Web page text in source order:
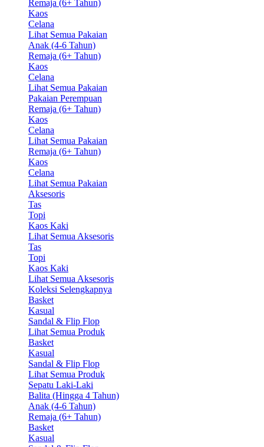
Remaja (6+ Tahun)
Kaos
Celana
Lihat Semua Pakaian
Anak (4-6 Tahun)
Remaja (6+ Tahun)
Kaos
Celana
Lihat Semua Pakaian
Pakaian Perempuan
Remaja (6+ Tahun)
Kaos
Celana
Lihat Semua Pakaian
Remaja (6+ Tahun)
Kaos
Celana
Lihat Semua Pakaian
Aksesoris
Tas
Topi
Kaos Kaki
Lihat Semua Aksesoris
Tas
Topi
Kaos Kaki
Lihat Semua Aksesoris
Koleksi Selengkapnya
Basket
Kasual
Sandal & Flip Flop
Lihat Semua Produk
Basket
Kasual
Sandal & Flip Flop
Lihat Semua Produk
Sepatu Laki-Laki
Balita (Hingga 4 Tahun)
Anak (4-6 Tahun)
Remaja (6+ Tahun)
Basket
Kasual